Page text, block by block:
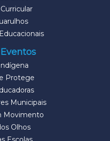
Protege
Municipais
Movimento
Olhos